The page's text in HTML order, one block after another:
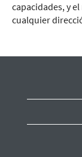
capacidades, y
cualquier